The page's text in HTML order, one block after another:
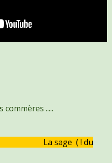
.....
sage ( ! du